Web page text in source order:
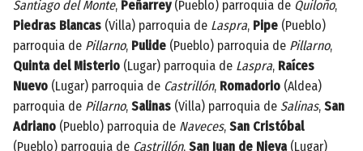
Santiago del Monte, Peñarrey(Pueblo) parroquia de Quiloño,
Piedras Blancas (Villa) parroquia de Laspra, Pipe (Pueblo)
parroquia de Pillarno, Pulide (Pueblo) parroquia de Pillarno,
Quinta del Misterio (Lugar) parroquia de Laspra, Raíces
Nuevo (Lugar) parroquia de Castrillón, Romadorio (Aldea)
parroquia de Pillarno, Salinas (Villa) parroquia de Salinas, San
Adriano (Pueblo) parroquia de Naveces, San Cristóbal
(Pueblo) parroquia de Castrillón, San Juan de Nieva(Lugar)